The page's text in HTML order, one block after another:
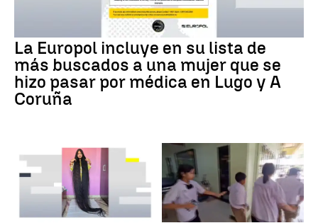
La Europol incluye en su lista de
más buscados a una mujer que se
hizo pasar por médica en Lugo y A
Coruña